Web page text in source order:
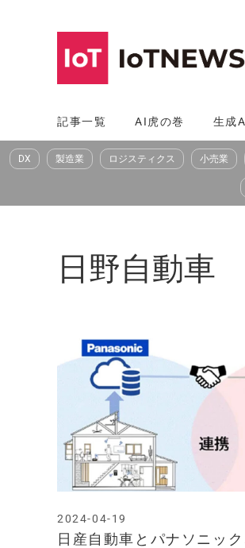
へ
ス
記事一覧 AI虎の巻 生成
DX 製造業 ロジスティクス 小売業
日野自動車
日産自動車とパナソニック
2024-04-19